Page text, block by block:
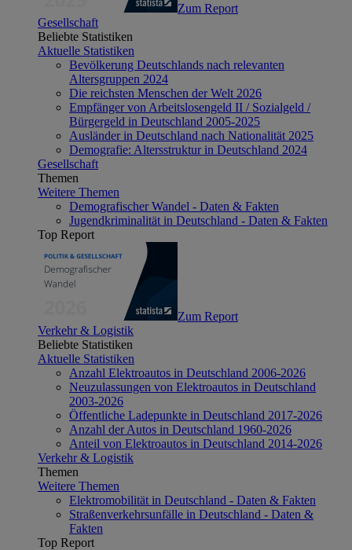
Zum Report
Gesellschaft
Beliebte Statistiken
Aktuelle Statistiken
Bevölkerung Deutschlands nach relevanten
Altersgruppen 2024
Die reichsten Menschen der Welt 2026
Empfänger von Arbeitslosengeld II / Sozialgeld /
Bürgergeld in Deutschland 2005-2025
Ausländer in Deutschland nach Nationalität 2025
Demografie: Altersstruktur in Deutschland 2024
Gesellschaft
Themen
Weitere Themen
Demografischer Wandel - Daten & Fakten
Jugendkriminalität in Deutschland - Daten & Fakten
Top Report
Zum Report
Verkehr & Logistik
Beliebte Statistiken
Aktuelle Statistiken
Anzahl Elektroautos in Deutschland 2006-2026
Neuzulassungen von Elektroautos in Deutschland
2003-2026
Öffentliche Ladepunkte in Deutschland 2017-2026
Anzahl der Autos in Deutschland 1960-2026
Anteil von Elektroautos in Deutschland 2014-2026
Verkehr & Logistik
Themen
Weitere Themen
Elektromobilität in Deutschland - Daten & Fakten
Straßenverkehrsunfälle in Deutschland - Daten &
Fakten
Top Report